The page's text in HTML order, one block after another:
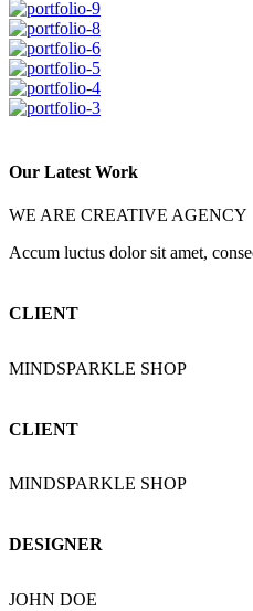
Our Latest Work
WE ARE CREATIVE AGENCY
Accum luctus dolor sit amet,
CLIENT
MINDSPARKLE SHOP
CLIENT
MINDSPARKLE SHOP
DESIGNER
JOHN DOE